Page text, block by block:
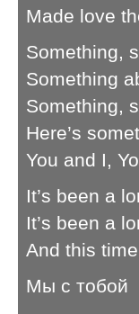
Made love
Something,
Something
Something,
Here’s
You and I,
It’s been a
It’s been a
And this
Мы с тобой